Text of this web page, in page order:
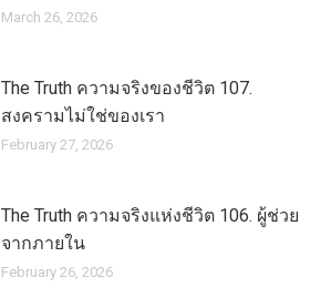
March 26, 2026
The Truth ความจริงของชีวิต 107.
สงครามไม่ใช่ของเรา
February 27, 2026
The Truth ความจริงแห่งชีวิต 106. ผู้ช่วย
จากภายใน
February 26, 2026